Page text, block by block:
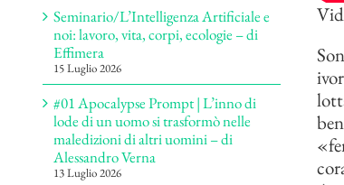
Seminario/L’Intelligenza Artificiale e
noi: lavoro, vita, corpi, ecologie – di
Effimera
15 Luglio 2026
#01 Apocalypse Prompt | L’inno di
lode di un uomo si trasformò nelle
maledizioni di altri uomini – di
Alessandro Verna
13 Luglio 2026